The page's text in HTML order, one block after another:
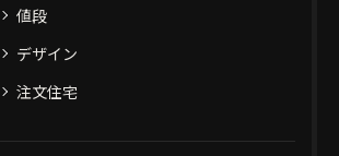
値段
デザイン
注文住宅